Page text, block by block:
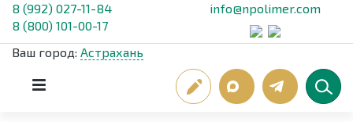
8 (992) 027-11-84
8 (800) 101-00-17
info@npolimer.com
Ваш город: Астрахань